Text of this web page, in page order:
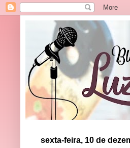
sexta-feira, 10 de